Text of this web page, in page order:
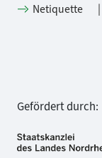
Netiquette
|
Gefördert durch: